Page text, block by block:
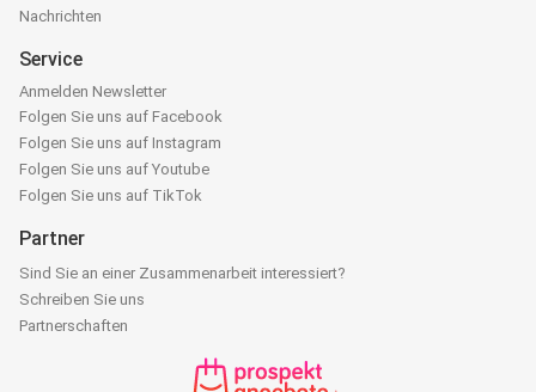
Nachrichten
Service
Anmelden Newsletter
Folgen Sie uns auf Facebook
Folgen Sie uns auf Instagram
Folgen Sie uns auf Youtube
Folgen Sie uns auf TikTok
Partner
Sind Sie an einer Zusammenarbeit interessiert?
Schreiben Sie uns
Partnerschaften